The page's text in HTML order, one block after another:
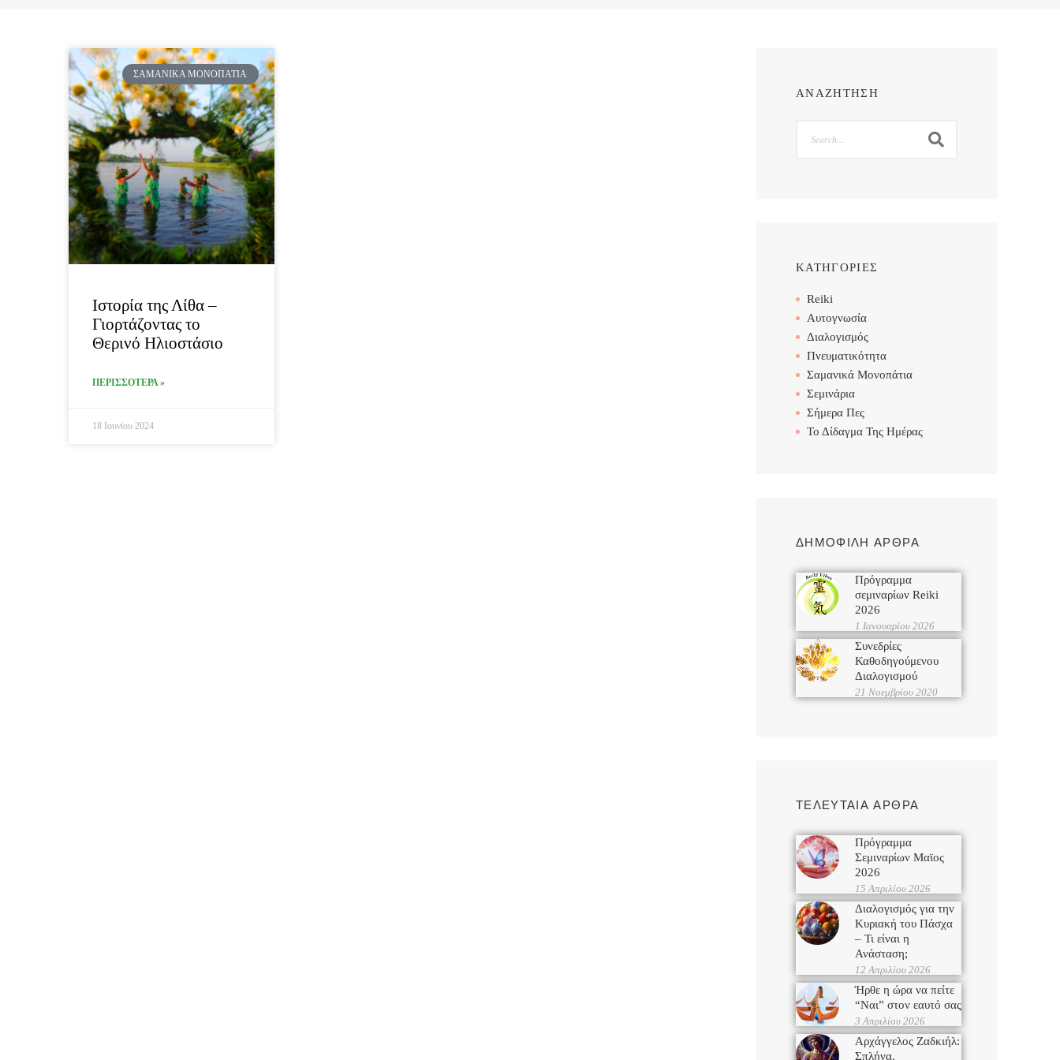
ΣΑΜΑΝΙΚΆ ΜΟΝΟΠΆΤΙΑ
Ιστορία της Λίθα –
Γιορτάζοντας το
Θερινό Ηλιοστάσιο
ΠΕΡΙΣΣΟΤΕΡΑ »
18 Ιουνίου 2024
ΑΝΑΖΗΤΗΣΗ
ΚΑΤΗΓΟΡΙΕΣ
Reiki
Αυτογνωσία
Διαλογισμός
Πνευματικότητα
Σαμανικά Μονοπάτια
Σεμινάρια
Σήμερα Πες
Το Δίδαγμα Της Ημέρας
ΔΗΜΟΦΙΛΗ ΑΡΘΡΑ
Πρόγραμμα
σεμιναρίων Reiki
2026
1 Ιανουαρίου 2026
Συνεδρίες
Καθοδηγούμενου
Διαλογισμού
21 Νοεμβρίου 2020
ΤΕΛΕΥΤΑΙΑ ΑΡΘΡΑ
Πρόγραμμα
Σεμιναρίων Μαϊος
2026
15 Απριλίου 2026
Διαλογισμός για την
Κυριακή του Πάσχα
– Τι είναι η
Ανάσταση;
12 Απριλίου 2026
Ήρθε η ώρα να πείτε
“Ναι” στον εαυτό σας
3 Απριλίου 2026
Αρχάγγελος Ζαδκιήλ:
Σπλήνα,